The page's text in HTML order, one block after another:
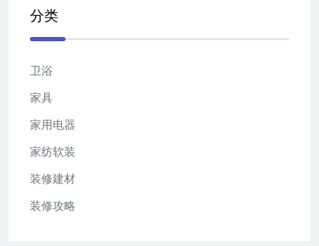
分类
卫浴
家具
家用电器
家纺软装
装修建材
装修攻略